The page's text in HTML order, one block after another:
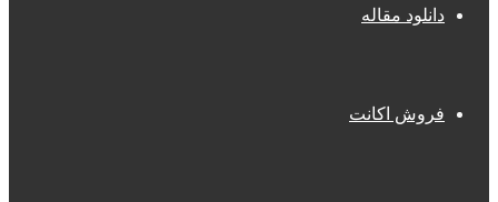
دانلود مقاله
فروش اکانت